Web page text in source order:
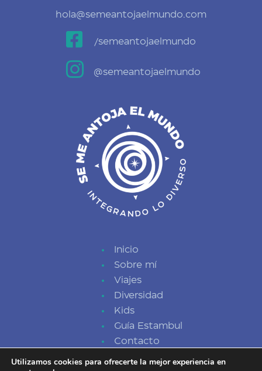
hola@semeantojaelmundo.com
 /semeantojaelmundo
 @semeantojaelmundo
Inicio
Sobre mí
Viajes
Diversidad
Kids
Guía Estambul
Contacto
Utilizamos cookies para ofrecerte la mejor experiencia en